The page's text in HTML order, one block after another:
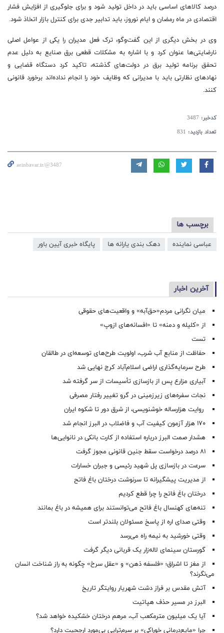
درصد کالاهای اساسی باید در داخل تولید شود و برای جلوگیری از افزایش فشار
اقتصادی در ماه رمضان و ایام نوروز، باید تدابیر جدی برای کنترل بازار اتخاذ شود.
وی در بخش دیگری از این گفت‌وگو، ترک فعل مدیران را یکی از عوامل اصلی
نارضایتی‌ها عنوان کرد و با اشاره به مشکلات قطعی برق صنایع به دلیل عدم
تحقق برنامه تولید برق در دولت‌های گذشته، تاکید کرد دستگاه قضایی و
نهادهای نظارتی باید با مدیرانی که وظایف خود را انجام نداده‌اند برخورد قانونی
کنند.
کدخبر: 3487
تعداد بازدید: 831
aeinbavar.ir/@3487
برچسب ها
عباسی نماینده دهک بندی یارانه ها پایگاه خبری آیین باور
آخرین اخبار
میان نگرانی مردم«حق‌آبه» و واقعیت‌های حقوقی
از «کلیله و دمنه» تا «افسانه‌های ازوپ»
تست
حفاظت از منابع آب شرب، اولویت طرح‌های توسعه‌ای در طالقان
طرح سرمایه‌گذاری اراضی اسلام‌آباد کرج نهایی شد
آبیاری مزارع پس از بازسازی تأسیسات از سر گرفته شد
نجات سفره‌های زیرزمینی در گرو تغییر رفتار مصرفی
روایت هزارساله خوشنویسی، از شرق دور تا شکوه ایران
۱۷۰ هزار آزمون کیفیت آب و فاضلاب در البرز انجام شد
هشدار صمت البرز درباره استفاده از کارت بانکی در نانوایی‌ها
۸۱ درصد درخواست‌ سقط جنین قانونی مجوز گرفت
سرعت در بازسازی پل شهید رئیسی و جبران خسارات
از مدیریت پیشگیرانه تا سرنوشت درختان باغ فاتح
درختان باغ فاتح را چرا قطع کردیم
تنه‌های کهنسال باغ فاتح می‌توانستند برای همیشه در باغ بمانند
وقتی صدای اره از پاسخ مسئولان بلندتر است
وقتی خورشید به نیمه راه می‌رسد
گورستان سینمای لاله‌زار یک قربانی دیگر گرفت
از مغز تا اشراق؛ «فلسفه ذهن» و «عقل سرخ» چگونه به راز شناخت انسان
می‌نگرند؟
آتش مقدس بر فراز دشت شهریار روایتگر تاریخ
البرز در مسیر حذف هپاتیت
آیا یک میلیون مترمکعب آب، مرهم درختان خشکیده خواهد شد؟
چرا «مایع‌درمانی خوراکی» بر سرم‌تراپی بی‌مورد ارجحیت دارد؟